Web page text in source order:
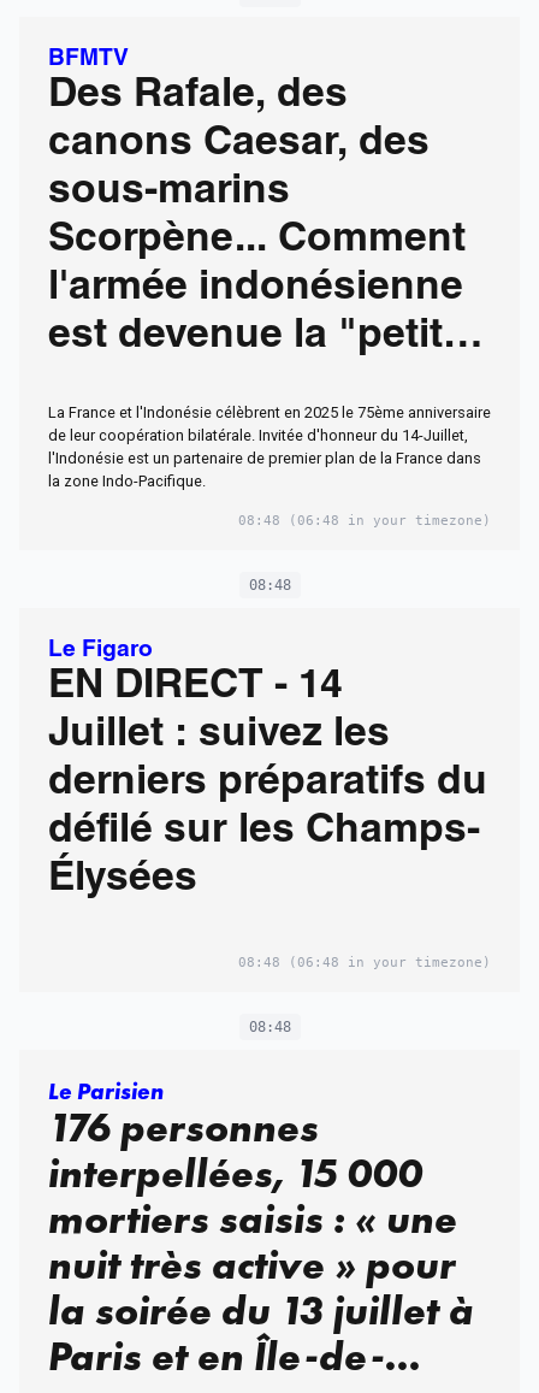
BFMTV
Des Rafale, des
canons Caesar, des
sous-marins
Scorpène... Comment
l'armée indonésienne
est devenue la "petite
française en Asie
La France et l'Indonésie célèbrent en 2025 le 75ème anniversaire
de leur coopération bilatérale. Invitée d'honneur du 14-Juillet,
l'Indonésie est un partenaire de premier plan de la France dans
la zone Indo-Pacifique.
08:48 (06:48 in your timezone)
08:48
Le Figaro
EN DIRECT - 14
Juillet : suivez les
derniers préparatifs du
défilé sur les Champs-
Élysées
08:48 (06:48 in your timezone)
08:48
Le Parisien
176 personnes
interpellées, 15 000
mortiers saisis : « une
nuit très active » pour
la soirée du 13 juillet à
Paris et en Île-de-